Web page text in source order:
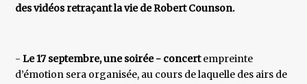
des vidéos retraçant la vie de Robert Counson.
-Le 17 septembre, une soirée - concertempreinte
d’émotion sera organisée, au cours de laquelle des airs de